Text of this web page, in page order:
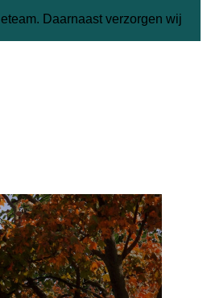
Daarnaast verzorgen wij